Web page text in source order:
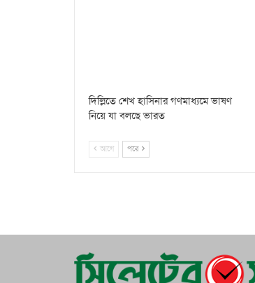
দিল্লিতে শেখ হাসিনার গণমাধ্যমে ভাষণ
নিয়ে যা বলছে ভারত
আগে পরে